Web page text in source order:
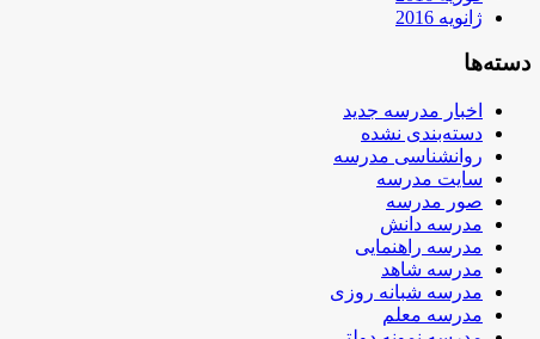
ژانویه 2016
دسته‌ها
اخبار مدرسه جدید
دسته‌بندی نشده
روانشناسی مدرسه
سایت مدرسه
صور مدرسه
مدرسه دانش
مدرسه راهنمایی
مدرسه شاهد
مدرسه شبانه روزی
مدرسه معلم